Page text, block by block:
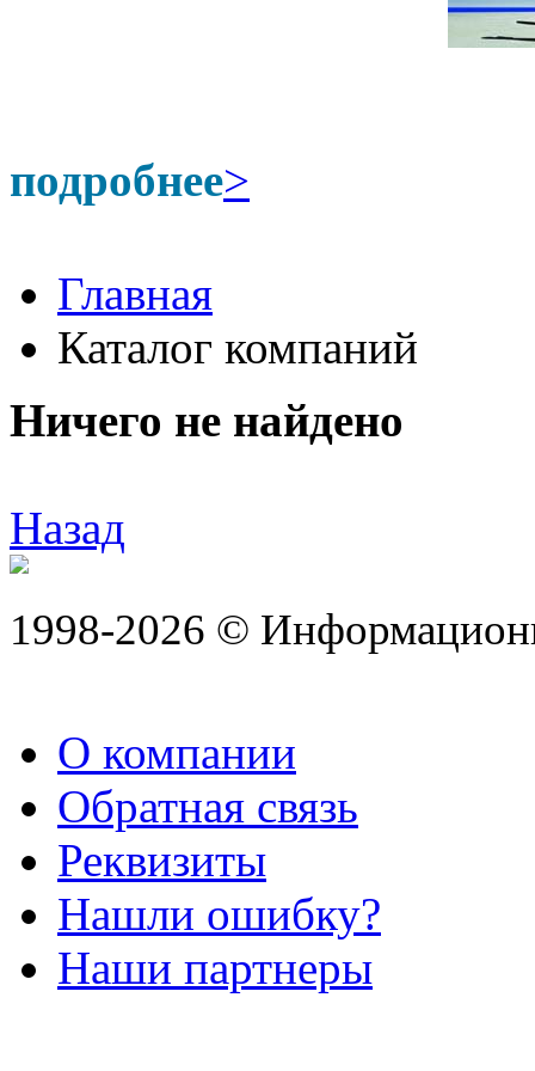
подробнее>
Главная
Каталог компаний
Ничего не найдено
Назад
1998-2026 ©
О компании
Обратная связь
Реквизиты
Нашли ошибку?
Наши партнеры